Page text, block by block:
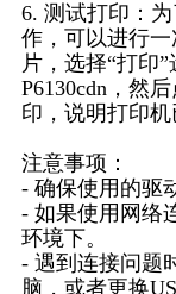
6. 测试打印：
作，可以进行
片，选择“打印
P6130cdn，然
印，说明打印机
注意事项：
- 确保使用的驱
- 如果使用网络
环境下。
- 遇到连接问题
脑，或者更换